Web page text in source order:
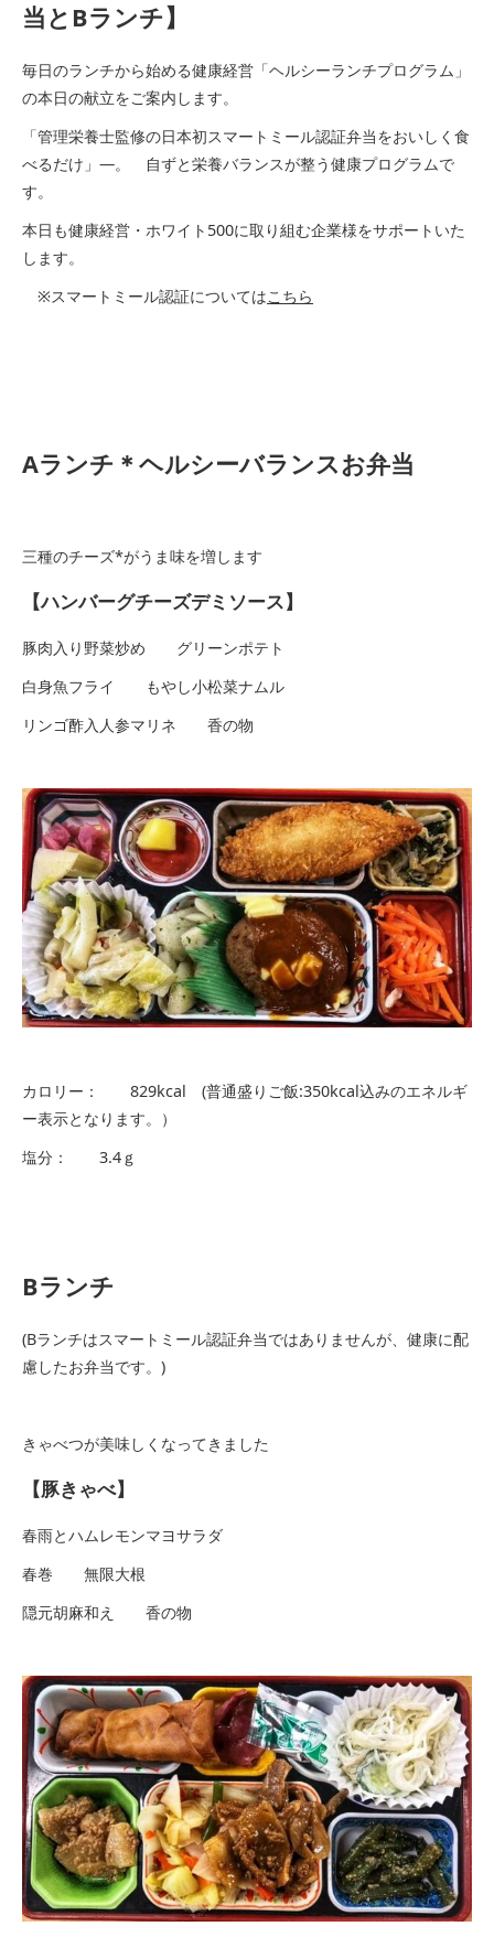
当とBランチ】
毎日のランチから始める健康経営「ヘルシーランチプログラム」
の本日の献立をご案内します。
「管理栄養士監修の日本初スマートミール認証弁当をおいしく食
べるだけ」―。 自ずと栄養バランスが整う健康プログラムで
す。
本日も健康経営・ホワイト500に取り組む企業様をサポートいた
します。
※スマートミール認証についてはこちら
Aランチ＊ヘルシーバランスお弁当
三種のチーズ*がうま味を増します
【ハンバーグチーズデミソース】
豚肉入り野菜炒め グリーンポテト
白身魚フライ もやし小松菜ナムル
リンゴ酢入人参マリネ 香の物
カロリー： 829kcal (普通盛りご飯:350kcal込みのエネルギ
ー表示となります。）
塩分： 3.4ｇ
Bランチ
(Bランチはスマートミール認証弁当ではありませんが、健康に配
慮したお弁当です。)
きゃべつが美味しくなってきました
【豚きゃべ】
春雨とハムレモンマヨサラダ
春巻 無限大根
隠元胡麻和え 香の物